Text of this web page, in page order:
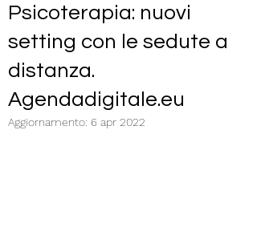
Psicoterapia: nuovi
setting con le sedute a
distanza.
Agendadigitale.eu
Aggiornamento: 6 apr 2022